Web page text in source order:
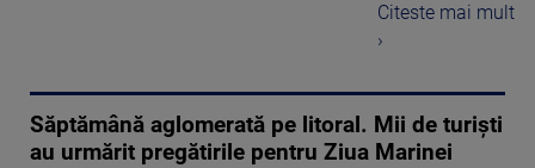
Citeste mai mult
›
Săptămână aglomerată pe litoral. Mii de turiști
au urmărit pregătirile pentru Ziua Marinei